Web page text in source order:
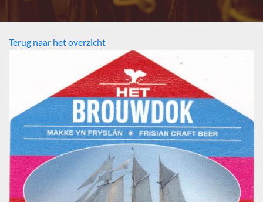
Terug naar het overzicht